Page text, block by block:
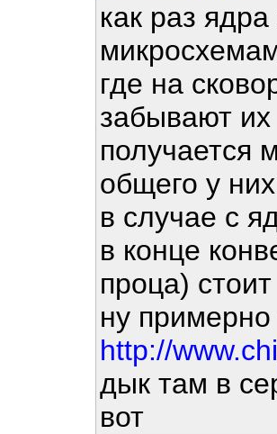
как раз
где на
забывают их
получается
общего у
в случае с
в конце
проца)
ну примерно
http://
дык там в
вот